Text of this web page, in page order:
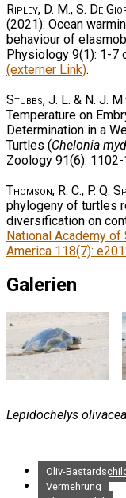
Ripley, D. M., S. De
(2021): Ocean
behaviour of
Physiology 9(1): 1-7
(externer Link).
Stubbs, J. L. & N. J.
Temperature on
Determination in a
Turtles (Chelonia
Zoology 91(6):
Thomson, R. C., P. Q.
phylogeny of turtles
diversification on
National Academy
America 118(7):
Galerien
Lepidochelys olivacea
Oliv-
Vermehrung